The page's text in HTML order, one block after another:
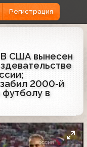
Регистрация
В США вынесен
2000-й
футболу в